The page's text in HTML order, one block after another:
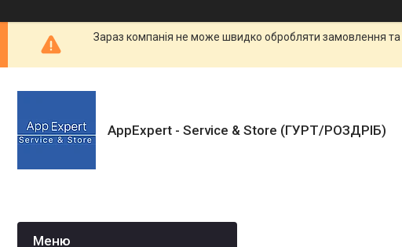
Зараз компанія не може швидко обробляти замовлення та
AppExpert - Service & Store (ГУРТ/РОЗДРІБ)